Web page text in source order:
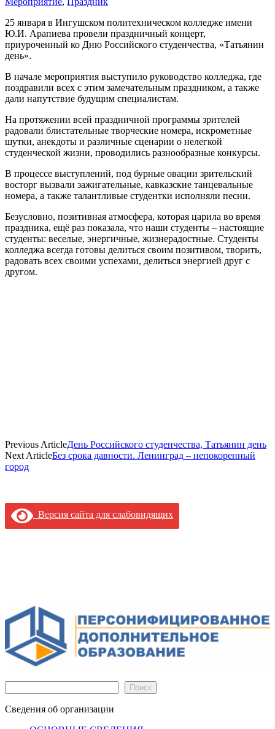
25 января в Ингушском политехническом колледже имени
Ю.И. Арапиева провели праздничный концерт,
приуроченный ко Дню Российского студенчества, «Татьянин
день».
В начале мероприятия выступило руководство колледжа, где
поздравили всех с этим замечательным праздником, а также
дали напутствие будущим специалистам.
На протяжении всей праздничной программы зрителей
радовали блистательные творческие номера, искрометные
шутки, анекдоты и различные сценарии о нелегкой
студенческой жизни, проводились разнообразные конкурсы.
В процессе выступлений, под бурные овации зрительский
восторг вызвали зажигательные, кавказские танцевальные
номера, а также талантливые студентки исполняли песни.
Безусловно, позитивная атмосфера, которая царила во время
праздника, ещё раз показала, что наши студенты – настоящие
студенты: веселые, энергичные, жизнерадостные. Студенты
колледжа всегда готовы делиться своим позитивом, творить,
радовать всех своими успехами, делиться энергией друг с
другом.
Previous ArticleДень Российского студенчества, Татьянин день
Next ArticleБез срока давности. Ленинград – непокоренный
город
Версия сайта для слабовидящих
Поиск
Сведения об организации